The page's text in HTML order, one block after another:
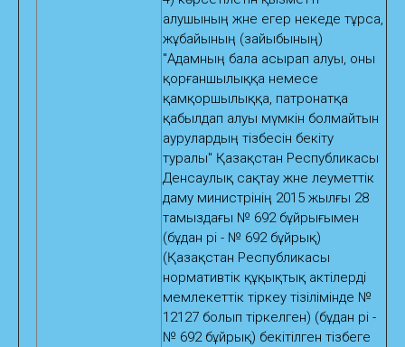
алушының және егер некеде тұрса,
жұбайының (зайыбының)
"Адамның бала асырап алуы, оны
қорғаншылыққа немесе
қамқоршылыққа, патронатқа
қабылдап алуы мүмкін болмайтын
аурулардың тізбесін бекіту
туралы" Қазақстан Республикасы
Денсаулық сақтау және әлеуметтік
даму министрінің 2015 жылғы 28
тамыздағы № 692 бұйрығымен
(бұдан әрі - № 692 бұйрық)
(Қазақстан Республикасы
нормативтік құқықтық актілерді
мемлекеттік тіркеу тізілімінде №
12127 болып тіркелген) (бұдан әрі -
№ 692 бұйрық) бекітілген тізбеге